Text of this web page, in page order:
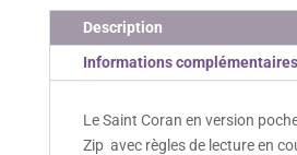
Description
Informations complémentaires
Le Saint Coran en version
Zip avec règles de lecture en